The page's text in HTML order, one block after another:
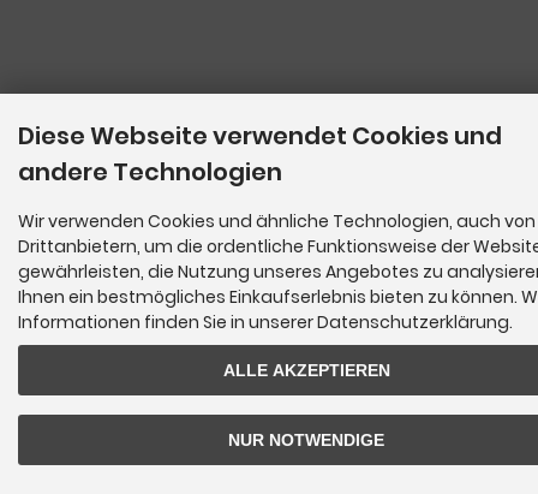
Diese Webseite verwendet Cookies und
andere Technologien
Wir verwenden Cookies und ähnliche Technologien, auch von
Drittanbietern, um die ordentliche Funktionsweise der
gewährleisten, die Nutzung unseres Angebotes zu
Ihnen ein bestmögliches Einkaufserlebnis bieten zu können.
Informationen finden Sie in unserer Datenschutzerklärung.
ALLE AKZEPTIEREN
NUR NOTWENDIGE